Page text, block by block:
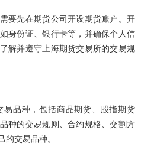
要先在期货公司开设期货账户。开
身份证、银行卡等，并确保个人信
解并遵守上海期货交易所的交易规
易品种，包括商品期货、股指期货
种的交易规则、合约规格、交割方
交易品种。